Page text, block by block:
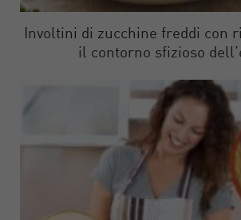
Involtini di zucchine freddi con
il contorno sfizioso